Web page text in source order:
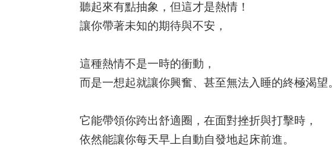
聽起來有點抽象，但這才是熱情！
讓你帶著未知的期待與不安，
這種熱情不是一時的衝動，
而是一想起就讓你興奮、甚至無法入睡的終極渴望。
它能帶領你跨出舒適圈，在面對挫折與打擊時，
依然能讓你每天早上自動自發地起床前進。